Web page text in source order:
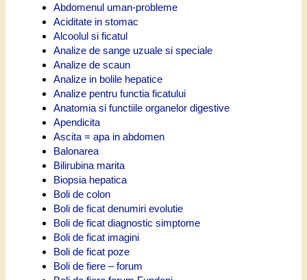
Abdomenul uman-probleme
Aciditate in stomac
Alcoolul si ficatul
Analize de sange uzuale si speciale
Analize de scaun
Analize in bolile hepatice
Analize pentru functia ficatului
Anatomia si functiile organelor digestive
Apendicita
Ascita = apa in abdomen
Balonarea
Bilirubina marita
Biopsia hepatica
Boli de colon
Boli de ficat denumiri evolutie
Boli de ficat diagnostic simptome
Boli de ficat imagini
Boli de ficat poze
Boli de fiere – forum